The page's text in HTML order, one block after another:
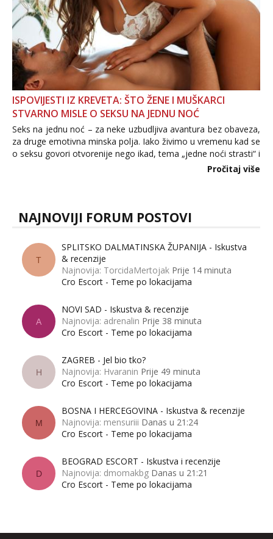
ISPOVIJESTI IZ KREVETA: ŠTO ŽENE I MUŠKARCI
STVARNO MISLE O SEKSU NA JEDNU NOĆ
Seks na jednu noć – za neke uzbudljiva avantura bez obaveza,
za druge emotivna minska polja. Iako živimo u vremenu kad se
o seksu govori otvorenije nego ikad, tema „jedne noći strasti“ i
dalje izaziva burne rasprave. Što zapravo misle žene, a što
Pročitaj više
NAJNOVIJI FORUM POSTOVI
T
SPLITSKO DALMATINSKA ŽUPANIJA - Iskustva
& recenzije
Najnovija: TorcidaMertojak Prije 14 minuta
Cro Escort - Teme po lokacijama
A
NOVI SAD - Iskustva & recenzije
Najnovija: adrenalin Prije 38 minuta
Cro Escort - Teme po lokacijama
H
ZAGREB - Jel bio tko?
Najnovija: Hvaranin Prije 49 minuta
Cro Escort - Teme po lokacijama
M
BOSNA I HERCEGOVINA - Iskustva & recenzije
Najnovija: mensuriii Danas u 21:24
Cro Escort - Teme po lokacijama
D
BEOGRAD ESCORT - Iskustva i recenzije
Najnovija: dmomakbg Danas u 21:21
Cro Escort - Teme po lokacijama